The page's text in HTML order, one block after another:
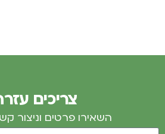
צריכים
השאירו פרטים וניצור